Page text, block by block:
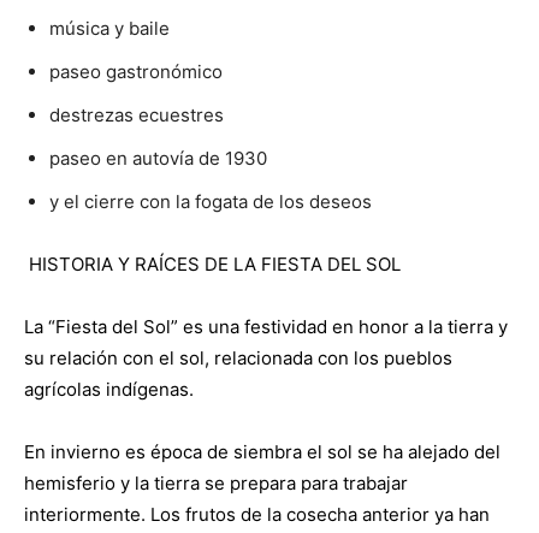
música y baile
paseo gastronómico
destrezas ecuestres
paseo en autovía de 1930
y el cierre con la fogata de los deseos
HISTORIA Y RAÍCES DE LA FIESTA DEL SOL
La “Fiesta del Sol” es una festividad en honor a la tierra y
su relación con el sol, relacionada con los pueblos
agrícolas indígenas.
En invierno es época de siembra el sol se ha alejado del
hemisferio y la tierra se prepara para trabajar
interiormente. Los frutos de la cosecha anterior ya han